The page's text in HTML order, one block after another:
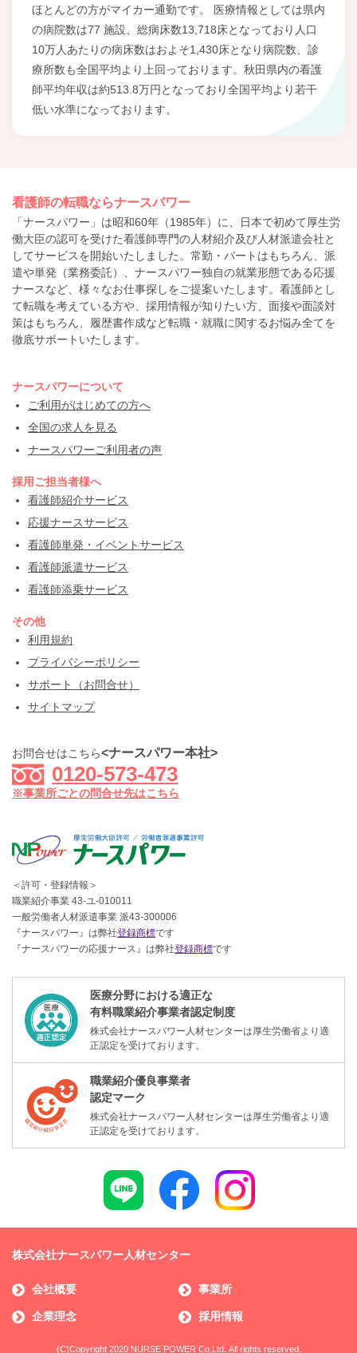
ほとんどの方がマイカー通勤です。 医療情報としては県内
の病院数は77 施設、総病床数13,718床となっており人口
10万人あたりの病床数はおよそ1,430床となり病院数、診
療所数も全国平均より上回っております。秋田県内の看護
師平均年収は約513.8万円となっており全国平均より若干
低い水準になっております。
看護師の転職ならナースパワー
「ナースパワー」は昭和60年（1985年）に、日本で初めて厚生労
働大臣の認可を受けた看護師専門の人材紹介及び人材派遣会社と
してサービスを開始いたしました。常勤・パートはもちろん、派
遣や単発（業務委託）、ナースパワー独自の就業形態である応援
ナースなど、様々なお仕事探しをご提案いたします。看護師とし
て転職を考えている方や、採用情報が知りたい方、面接や面談対
策はもちろん、履歴書作成など転職・就職に関するお悩み全てを
徹底サポートいたします。
ナースパワーについて
ご利用がはじめての方へ
全国の求人を見る
ナースパワーご利用者の声
採用ご担当者様へ
看護師紹介サービス
応援ナースサービス
看護師単発・イベントサービス
看護師派遣サービス
看護師添乗サービス
その他
利用規約
プライバシーポリシー
サポート（お問合せ）
サイトマップ
お問合せはこちら<ナースパワー本社>
0120-573-473
※事業所ごとの問合せ先はこちら
＜許可・登録情報＞
職業紹介事業 43-ユ-010011
一般労働者人材派遣事業 派43-300006
『ナースパワー』は弊社登録商標です
『ナースパワーの応援ナース』は弊社登録商標です
医療分野における適正な
有料職業紹介事業者認定制度
株式会社ナースパワー人材センターは厚生労働省より適
正認定を受けております。
職業紹介優良事業者
認定マーク
株式会社ナースパワー人材センターは厚生労働省より適
正認定を受けております。
株式会社ナースパワー人材センター
会社概要 事業所
企業理念 採用情報
(C)Copyright 2020 NURSE POWER Co,Ltd. All rights reserved.